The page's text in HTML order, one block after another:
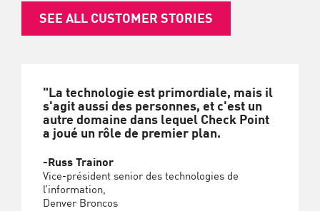
SEE ALL CUSTOMER STORIES
"La technologie est primordiale, mais il
s'agit aussi des personnes, et c'est un
autre domaine dans lequel Check Point
a joué un rôle de premier plan.
-Russ Trainor
Vice-président senior des technologies de
l’information,
Denver Broncos